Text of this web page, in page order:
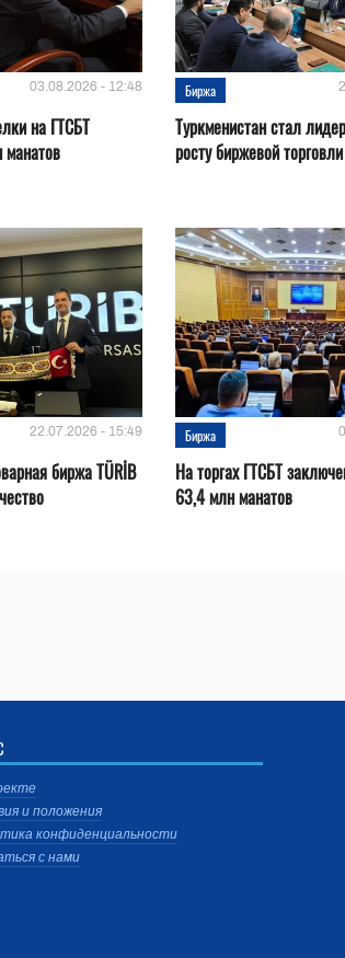
03.08.2026 - 12:48
на ГТСБТ
манатов
Биржа
Туркменистан стал
росту биржевой
22.07.2026 - 15:49
биржа TÜRİB
Биржа
На торгах ГТСБТ
63,4 млн манатов
и положения
конфиденциальности
с нами